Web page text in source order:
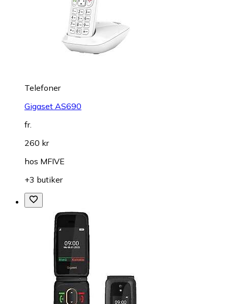
Telefoner
Gigaset AS690
fr.
260 kr
hos MFIVE
+3 butiker